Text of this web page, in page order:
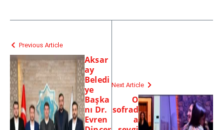
Previous Article
Aksar
ay
Beledi
ye
Başka
nı Dr.
Evren
Next Article
O
sofrad
a